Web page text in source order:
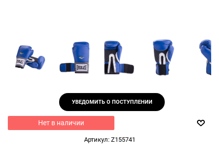
УВЕДОМИТЬ О ПОСТУПЛЕНИИ
Нет в наличии
Артикул: Z155741